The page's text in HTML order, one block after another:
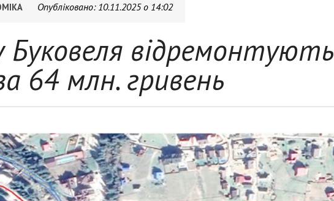
Опубліковано: 10.11.2025 о 14:02
Буковеля відремонтують
64 млн. гривень